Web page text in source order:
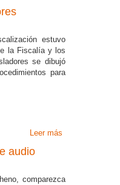
estuvo
la Fiscalía y los
se dibujó
para
Leer más
audio
comparezca